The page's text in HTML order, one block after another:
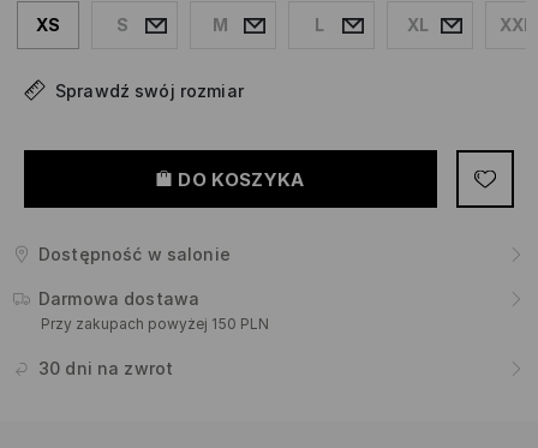
XS S M L XL XXL
Sprawdź swój rozmiar
DO KOSZYKA
Dostępność w salonie
Darmowa dostawa
Przy zakupach powyżej 150 PLN
30 dni na zwrot